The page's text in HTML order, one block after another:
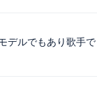
デルでもあり歌手